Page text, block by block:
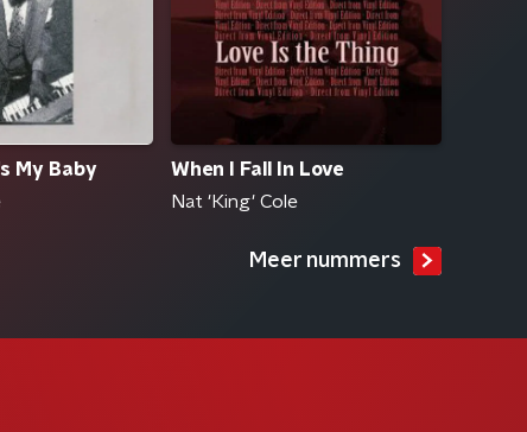
My Baby
When I Fall In Love
Nat 'King' Cole
Meer nummers